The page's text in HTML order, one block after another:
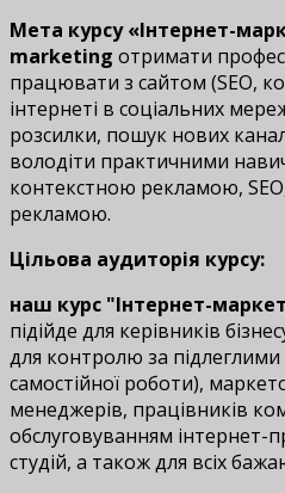
Мета курсу «Інтернет-
marketing отримати
працювати з сайтом (SEO,
інтернеті в соціальних
розсилки, пошук нових
володіти практичними
контекстною рекламою,
рекламою.
Цільова аудиторія курсу:
наш курс "Інтернет-
підійде для керівників
для контролю за підлеглими
самостійної роботи),
менеджерів, працівників
обслуговуванням інтернет-
студій, а також для всіх